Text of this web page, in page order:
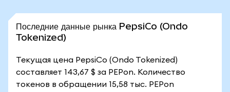
Последние данные рынка PepsiCo (Ondo
Tokenized)
Текущая цена PepsiCo (Ondo Tokenized)
составляет 143,67 $ за PEPon. Количество
токенов в обращении 15,58 тыс. PEPon